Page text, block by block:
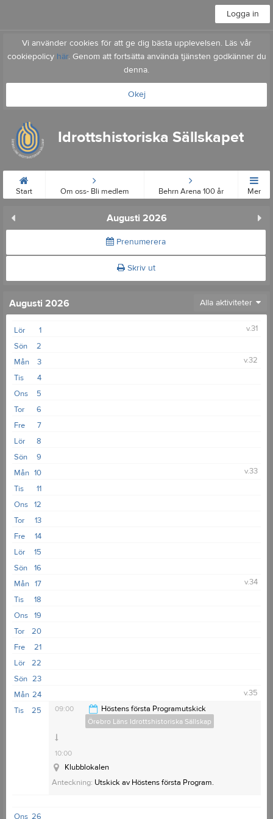
Logga in
Vi använder cookies för att ge dig bästa upplevelsen. Läs vår
cookiepolicy här. Genom att fortsätta använda tjänsten godkänner du
denna.
Okej
Idrottshistoriska Sällskapet
Start Om oss- Bli medlem Behrn Arena 100 år Mer
Augusti 2026
Prenumerera
Skriv ut
Augusti 2026 Alla aktiviteter
1
Lör
v.31
2
Sön
3
Mån
v.32
4
Tis
5
Ons
6
Tor
7
Fre
8
Lör
9
Sön
10
Mån
v.33
11
Tis
12
Ons
13
Tor
14
Fre
15
Lör
16
Sön
17
Mån
v.34
18
Tis
19
Ons
20
Tor
21
Fre
22
Lör
23
Sön
24
Mån
v.35
25
Tis 09:00
Höstens första Programutskick
Örebro Läns Idrottshistoriska Sällskap
10:00
Klubblokalen
Anteckning: Utskick av Höstens första Program.
26
Ons